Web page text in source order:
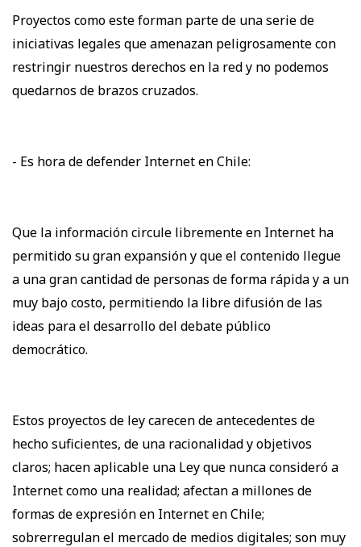
Proyectos como este forman parte de una serie de
iniciativas legales que amenazan peligrosamente con
restringir nuestros derechos en la red y no podemos
quedarnos de brazos cruzados.
- Es hora de defender Internet en Chile:
Que la información circule libremente en Internet ha
permitido su gran expansión y que el contenido llegue
a una gran cantidad de personas de forma rápida y a un
muy bajo costo, permitiendo la libre difusión de las
ideas para el desarrollo del debate público
democrático.
Estos proyectos de ley carecen de antecedentes de
hecho suficientes, de una racionalidad y objetivos
claros; hacen aplicable una Ley que nunca consideró a
Internet como una realidad; afectan a millones de
formas de expresión en Internet en Chile;
sobrerregulan el mercado de medios digitales; son muy